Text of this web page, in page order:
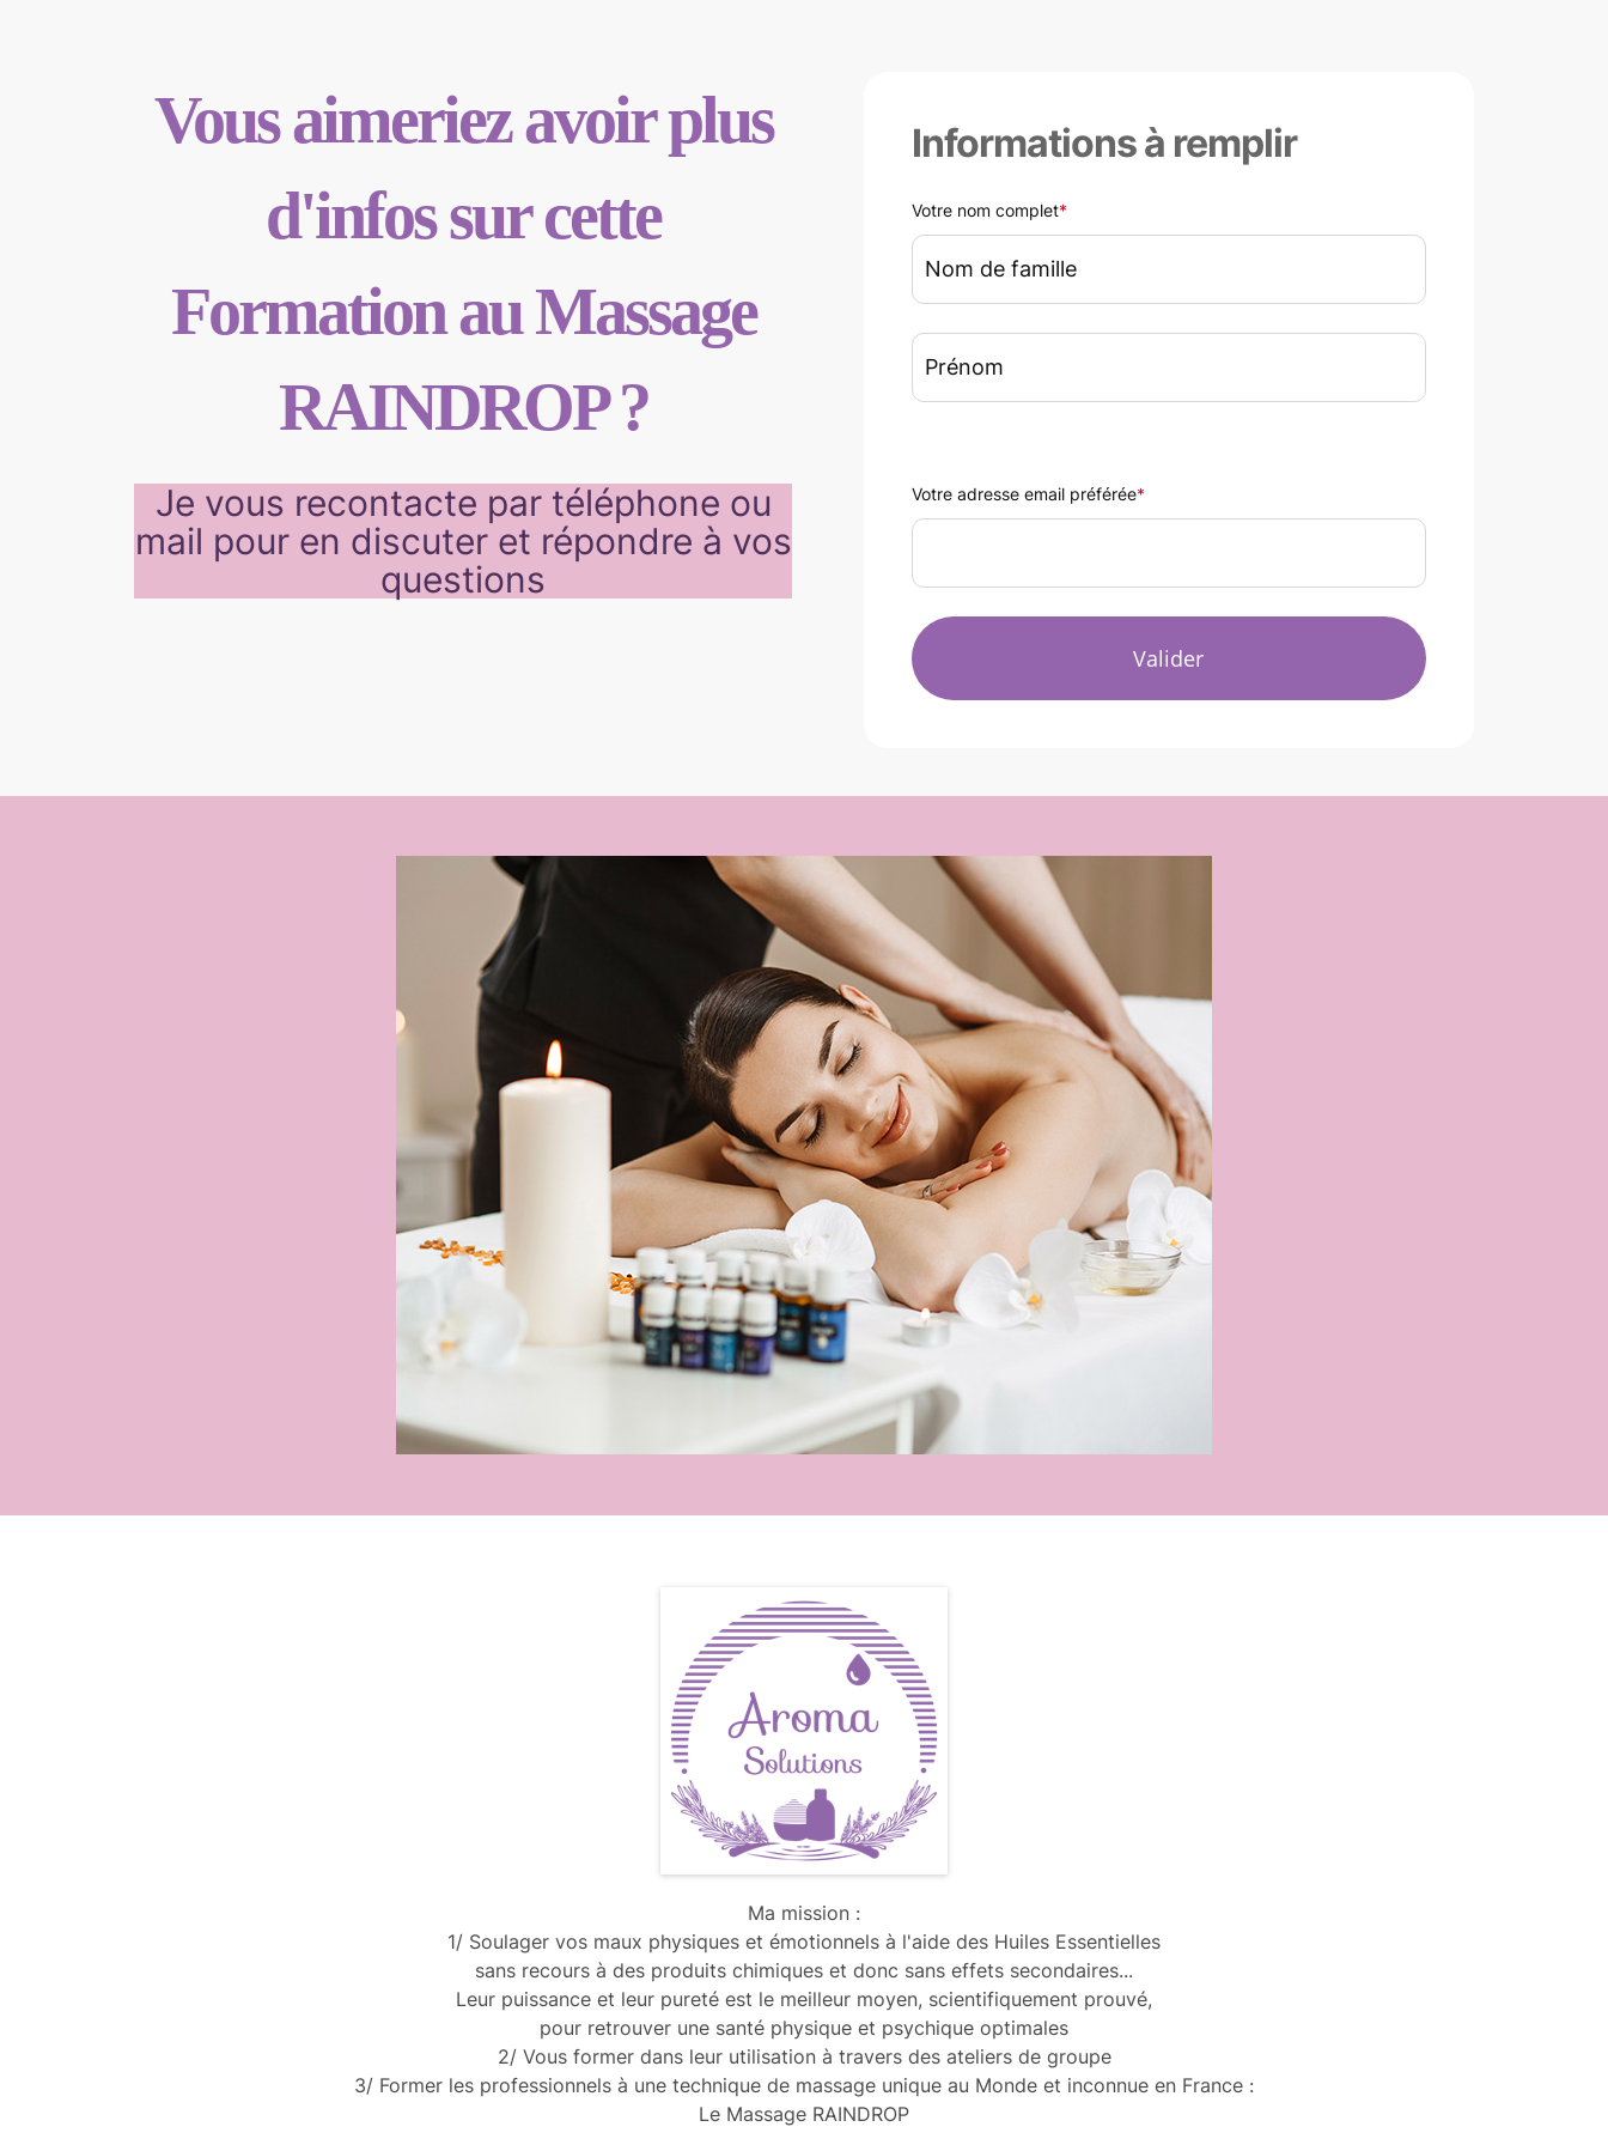
Vous aimeriez avoir plus
d'infos sur cette
Formation au Massage
RAINDROP ?
Je vous recontacte par téléphone ou
mail pour en discuter et répondre à vos
questions
Informations à remplir
Votre nom complet*
Votre adresse email préférée*
Valider
Ma mission :
1/ Soulager vos maux physiques et émotionnels à l'aide des Huiles Essentielles
sans recours à des produits chimiques et donc sans effets secondaires...
Leur puissance et leur pureté est le meilleur moyen, scientifiquement prouvé,
pour retrouver une santé physique et psychique optimales
2/ Vous former dans leur utilisation à travers des ateliers de groupe
3/ Former les professionnels à une technique de massage unique au Monde et inconnue en France :
Le Massage RAINDROP